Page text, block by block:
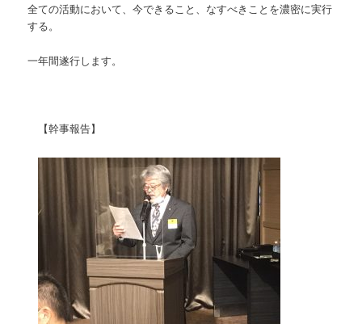
全ての活動において、今できること、なすべきことを濃密に実行
する。
一年間遂行します。
【幹事報告】